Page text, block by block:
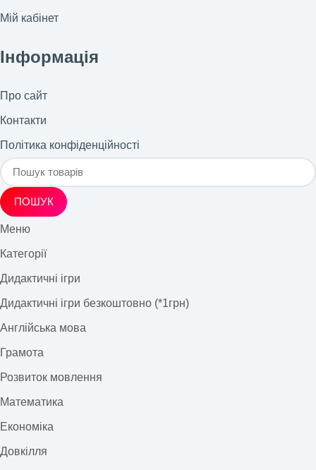
Мій кабінет
Інформація
Про сайт
Контакти
Політика конфіденційності
ПОШУК
Меню
Категорії
Дидактичні ігри
Дидактичні ігри безкоштовно (*1грн)
Англійська мова
Грамота
Розвиток мовлення
Математика
Економіка
Довкілля